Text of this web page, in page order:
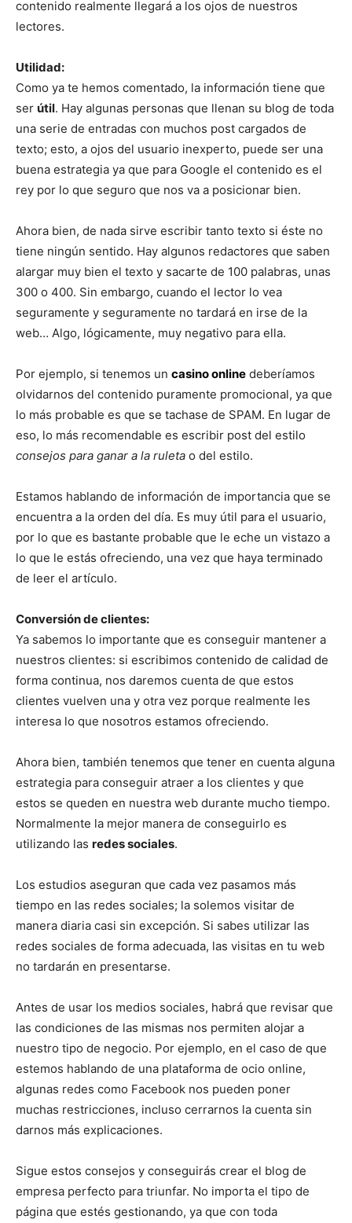
contenido realmente llegará a los ojos de nuestros
lectores.
Utilidad:
Como ya te hemos comentado, la información tiene que
ser útil. Hay algunas personas que llenan su blog de toda
una serie de entradas con muchos post cargados de
texto; esto, a ojos del usuario inexperto, puede ser una
buena estrategia ya que para Google el contenido es el
rey por lo que seguro que nos va a posicionar bien.
Ahora bien, de nada sirve escribir tanto texto si éste no
tiene ningún sentido. Hay algunos redactores que saben
alargar muy bien el texto y sacarte de 100 palabras, unas
300 o 400. Sin embargo, cuando el lector lo vea
seguramente y seguramente no tardará en irse de la
web… Algo, lógicamente, muy negativo para ella.
Por ejemplo, si tenemos un casino online deberíamos
olvidarnos del contenido puramente promocional, ya que
lo más probable es que se tachase de SPAM. En lugar de
eso, lo más recomendable es escribir post del estilo
consejos para ganar a la ruleta o del estilo.
Estamos hablando de información de importancia que se
encuentra a la orden del día. Es muy útil para el usuario,
por lo que es bastante probable que le eche un vistazo a
lo que le estás ofreciendo, una vez que haya terminado
de leer el artículo.
Conversión de clientes:
Ya sabemos lo importante que es conseguir mantener a
nuestros clientes: si escribimos contenido de calidad de
forma continua, nos daremos cuenta de que estos
clientes vuelven una y otra vez porque realmente les
interesa lo que nosotros estamos ofreciendo.
Ahora bien, también tenemos que tener en cuenta alguna
estrategia para conseguir atraer a los clientes y que
estos se queden en nuestra web durante mucho tiempo.
Normalmente la mejor manera de conseguirlo es
utilizando las redes sociales.
Los estudios aseguran que cada vez pasamos más
tiempo en las redes sociales; la solemos visitar de
manera diaria casi sin excepción. Si sabes utilizar las
redes sociales de forma adecuada, las visitas en tu web
no tardarán en presentarse.
Antes de usar los medios sociales, habrá que revisar que
las condiciones de las mismas nos permiten alojar a
nuestro tipo de negocio. Por ejemplo, en el caso de que
estemos hablando de una plataforma de ocio online,
algunas redes como Facebook nos pueden poner
muchas restricciones, incluso cerrarnos la cuenta sin
darnos más explicaciones.
Sigue estos consejos y conseguirás crear el blog de
empresa perfecto para triunfar. No importa el tipo de
página que estés gestionando, ya que con toda